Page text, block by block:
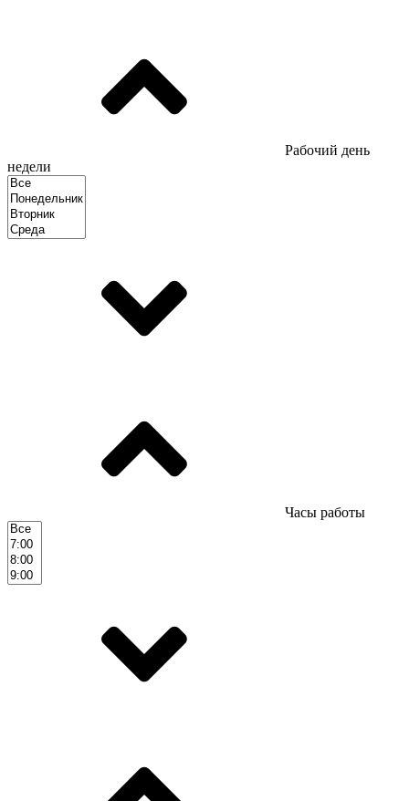
Рабочий день
недели
Часы работы